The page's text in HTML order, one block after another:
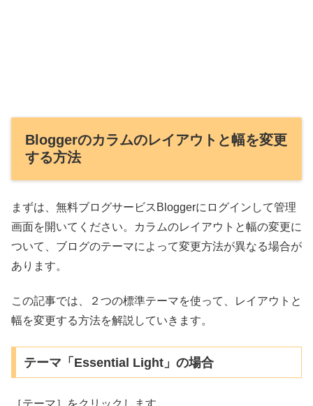
Bloggerのカラムのレイアウトと幅を変更
する方法
まずは、無料ブログサービスBloggerにログインして管理
画面を開いてください。カラムのレイアウトと幅の変更に
ついて、ブログのテーマによって変更方法が異なる場合が
あります。
この記事では、２つの標準テーマを使って、レイアウトと
幅を変更する方法を解説していきます。
テーマ「Essential Light」の場合
［テーマ］をクリックします。